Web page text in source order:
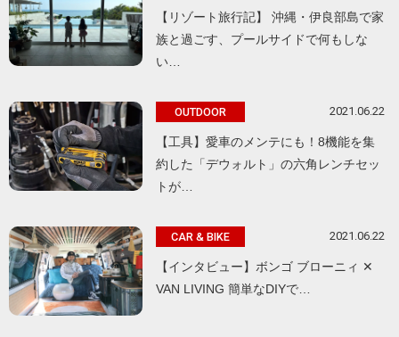
【リゾート旅行記】 沖縄・伊良部島で家
族と過ごす、プールサイドで何もしな
い…
OUTDOOR 2021.06.22
【工具】愛車のメンテにも！8機能を集
約した「デウォルト」の六角レンチセッ
トが…
CAR & BIKE 2021.06.22
【インタビュー】ボンゴ ブローニィ ✕
VAN LIVING 簡単なDIYで…